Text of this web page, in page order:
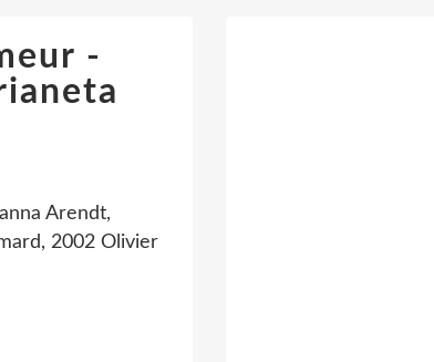
-
Arendt,
2002 Olivier